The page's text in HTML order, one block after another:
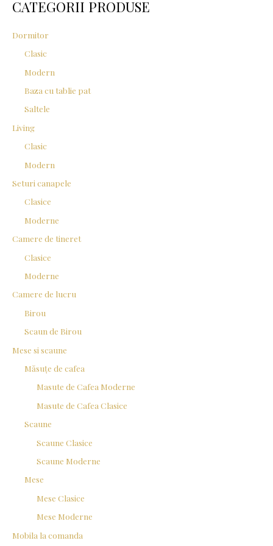
h
o
CATEGORII PRODUSE
Dormitor
Clasic
Modern
Baza cu tablie pat
Saltele
Living
Clasic
Modern
Seturi canapele
Clasice
Moderne
Camere de tineret
Clasice
Moderne
Camere de lucru
Birou
Scaun de Birou
Mese si scaune
Măsuțe de cafea
Masute de Cafea Moderne
Masute de Cafea Clasice
Scaune
Scaune Clasice
Scaune Moderne
Mese
Mese Clasice
Mese Moderne
Mobila la comanda